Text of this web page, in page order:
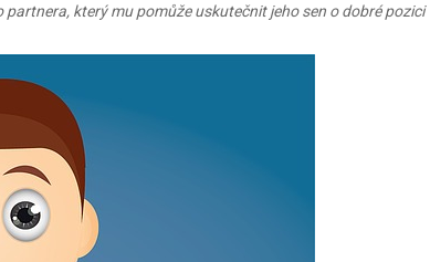
který mu pomůže uskutečnit jeho sen o dobré pozici